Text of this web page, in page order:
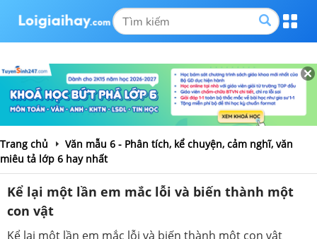
Trang chủ
Văn mẫu 6 - Phân tích, kể chuyện, cảm nghĩ, văn
miêu tả lớp 6 hay nhất
Kể lại một lần em mắc lỗi và biến thành một
con vật
Kể lại một lần em mắc lỗi và biến thành một con vật